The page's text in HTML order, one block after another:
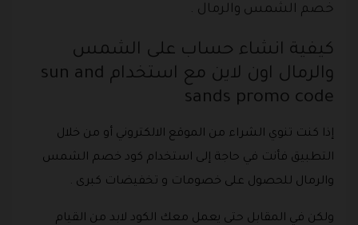
خصم الشمس والرمال .
كيفية انشاء حساب على الشمس
والرمال اون لاين مع استخدام sun and
sands promo code
إذا كنت تنوي الشراء من الموقع الالكتروني أو من خلال
التطبيق فأنت في حاجة إلى استخدام كود خصم الشمس
والرمال للحصول على خصومات و تخفيضات كبرى .
ولكن في المقابل حتى يعمل معك الكود لابد من القيام